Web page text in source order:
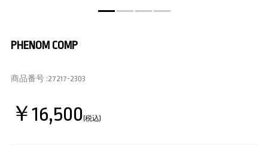
PHENOM COMP
商品番号 :27217-2303
￥16,500(税込)